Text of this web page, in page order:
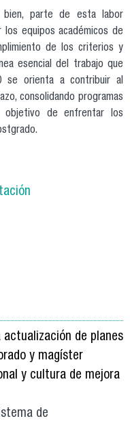
parte de esta labor
equipos académicos de
de los criterios y
esencial del trabajo que
se orienta a contribuir al
consolidando programas
objetivo de enfrentar los
de planes
y magíster
y cultura de mejora
de